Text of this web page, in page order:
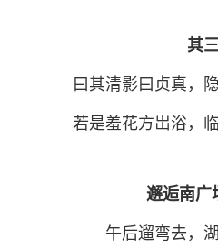
其
曰其清影曰贞真，
若是羞花方岀浴，
邂逅南广
午后遛弯去，